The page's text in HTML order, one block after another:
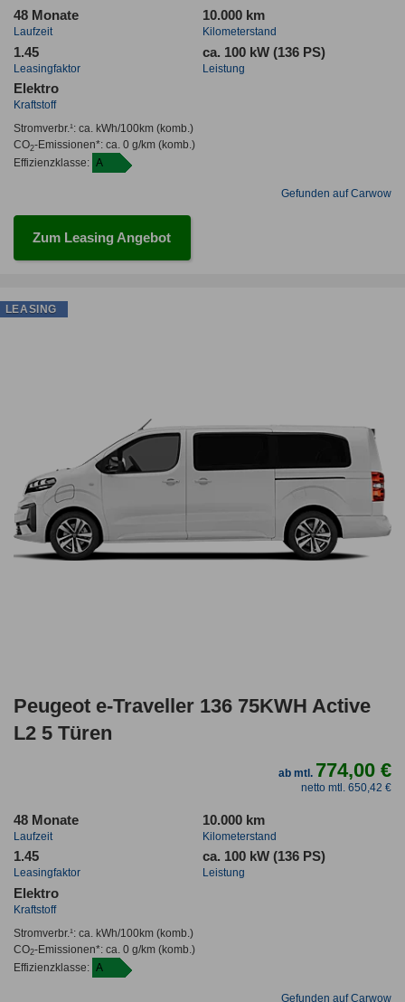
48 Monate
Laufzeit
10.000 km
Kilometerstand
1.45
Leasingfaktor
ca. 100 kW (136 PS)
Leistung
Elektro
Kraftstoff
Stromverbr.¹: ca. kWh/100km(komb.)
CO2-Emissionen*: ca. 0 g/km(komb.)
Effizienzklasse: A
Gefunden auf Carwow
Zum Leasing Angebot
Peugeot e-Traveller 136 75KWH Active
L2 5 Türen
ab mtl. 774,00 €
netto mtl. 650,42 €
48 Monate
Laufzeit
10.000 km
Kilometerstand
1.45
Leasingfaktor
ca. 100 kW (136 PS)
Leistung
Elektro
Kraftstoff
Stromverbr.¹: ca. kWh/100km(komb.)
CO2-Emissionen*: ca. 0 g/km(komb.)
Effizienzklasse: A
Gefunden auf Carwow
LEASING